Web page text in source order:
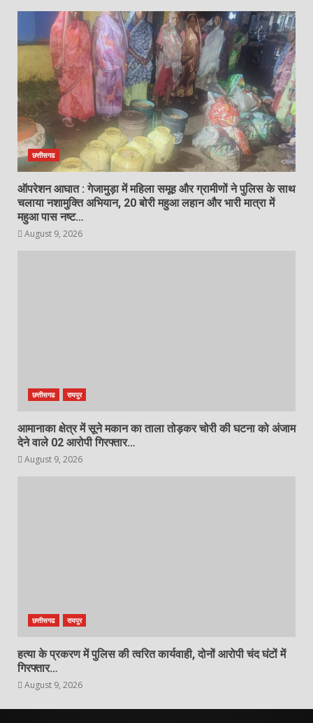
4
हत्या के प्रकरण में पुलिस की त्वरित
कार्यवाही, दोनों आरोपी चंद घंटों में गिरफ्तार…
August 9, 2026
5
7 से 8 वर्षों तक फरार आरोपी जिसान अहमद
उर्फ मिंटू गिरफ्तार…
August 9, 2026
6
समरसता का मजबूत आधार : मुख्यमंत्री विष्णु
देव साय
छत्तीसगढ
ऑपरेशन आघात : गेजामुड़ा में महिला समूह और ग्रामीणों ने पुलिस के साथ
चलाया नशामुक्ति अभियान, 20 बोरी महुआ लहान और भारी मात्रा में
महुआ पास नष्ट…
August 9, 2026
छत्तीसगढ रायपुर
आमानाका क्षेत्र में सूने मकान का ताला तोड़कर चोरी की घटना को अंजाम
देने वाले 02 आरोपी गिरफ्तार…
August 9, 2026
छत्तीसगढ रायपुर
हत्या के प्रकरण में पुलिस की त्वरित कार्यवाही, दोनों आरोपी चंद घंटों में
गिरफ्तार…
August 9, 2026